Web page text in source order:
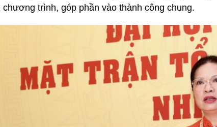
chương trình, góp phần vào thành công chung.